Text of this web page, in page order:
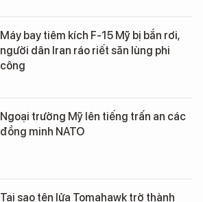
Máy bay tiêm kích F-15 Mỹ bị bắn rơi,
người dân Iran ráo riết săn lùng phi
công
Ngoại trưởng Mỹ lên tiếng trấn an các
đồng minh NATO
Tại sao tên lửa Tomahawk trở thành